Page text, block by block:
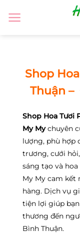
đến
Shop
Thuận –
Shop Hoa Tươi
My Mychuyên
lượng, phù hợp
trương, cưới
sáng tạo và
My My cam kết
hàng. Dịch vụ
tiện lợi giúp
thương đến
Bình Thuận.